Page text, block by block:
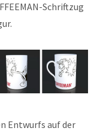
Schriftzug
Entwurfs auf der